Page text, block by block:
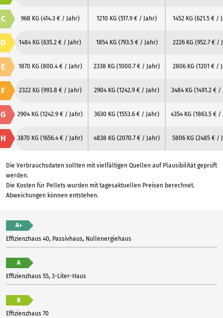
C 968 KG (414.3 € / Jahr) 1210 KG (517.9 € / Jahr) 1452 KG (621.5 € /
D 1484 KG (635.2 € / Jahr) 1854 KG (793.5 € / Jahr) 2226 KG (952.7 € /
E 1870 KG (800.4 € / Jahr) 2338 KG (1000.7 € / Jahr) 2806 KG (1201 € /
F 2322 KG (993.8 € / Jahr) 2904 KG (1242.9 € / Jahr) 3484 KG (1491.2 € /
G 2904 KG (1242.9 € / Jahr) 3630 KG (1553.6 € / Jahr) 4354 KG (1863.5 € /
H 3870 KG (1656.4 € / Jahr) 4838 KG (2070.7 € / Jahr) 5806 KG (2485 € /
Die Verbrauchsdaten sollten mit vielfältigen Quellen auf Plausibilität geprüft
werden.
Die Kosten für Pellets wurden mit tagesaktuellen Preisen berechnet.
Abweichungen können entstehen.
A+
Effizienzhaus 40, Passivhaus, Nullenergiehaus
A
Effizienzhaus 55, 3-Liter-Haus
B
Effizienzhaus 70